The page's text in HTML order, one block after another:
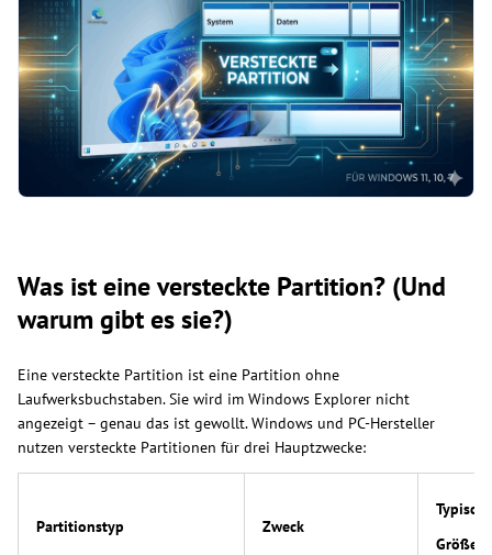
Was ist eine versteckte Partition? (Und
warum gibt es sie?)
Eine versteckte Partition ist eine Partition ohne
Laufwerksbuchstaben. Sie wird im Windows Explorer nicht
angezeigt – genau das ist gewollt. Windows und PC-Hersteller
nutzen versteckte Partitionen für drei Hauptzwecke:
Partitionstyp Zweck
Typische
Größe